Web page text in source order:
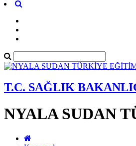
T.C. SAĞLIK
NYALA SUDAN